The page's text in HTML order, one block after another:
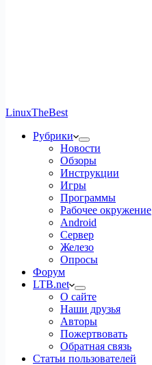
LinuxTheBest
Рубрики
Новости
Обзоры
Инструкции
Игры
Программы
Рабочее окружение
Android
Сервер
Железо
Опросы
Форум
LTB.net
О сайте
Наши друзья
Авторы
Пожертвовать
Обратная связь
Статьи пользователей